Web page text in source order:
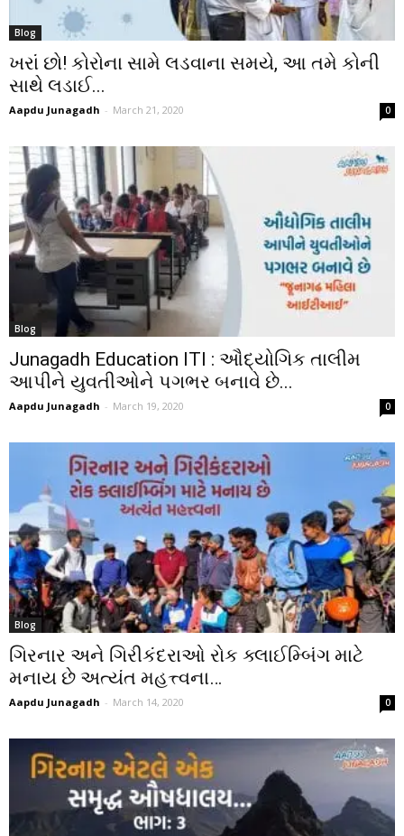
Blog
ખરાં છો! કોરોના સામે લડવાના સમયે, આ તમે કોની
સાથે લડાઈ...
Aapdu Junagadh - March 21, 2020 0
Blog
Junagadh Education ITI : ઔદ્યોગિક તાલીમ
આપીને યુવતીઓને પગભર બનાવે છે...
Aapdu Junagadh - March 19, 2020 0
Blog
ગિરનાર અને ગિરીકંદરાઓ રોક ક્લાઈમ્બિંગ માટે
મનાય છે અત્યંત મહત્ત્વના…
Aapdu Junagadh - March 14, 2020 0